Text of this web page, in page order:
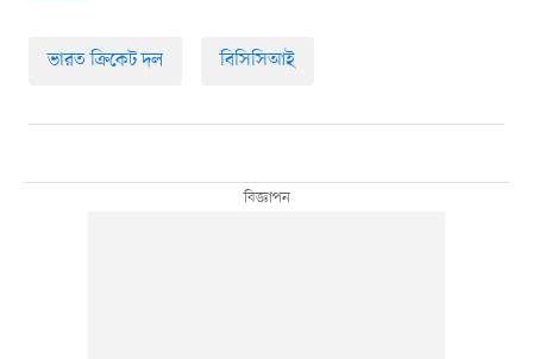
ভারত ক্রিকেট দল বিসিসিআই